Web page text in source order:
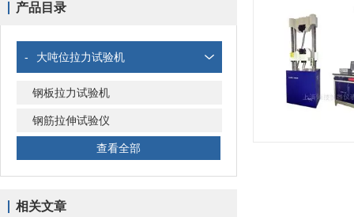
产品目录
- 大吨位拉力试验机
钢板拉力试验机
钢筋拉伸试验仪
查看全部
相关文章